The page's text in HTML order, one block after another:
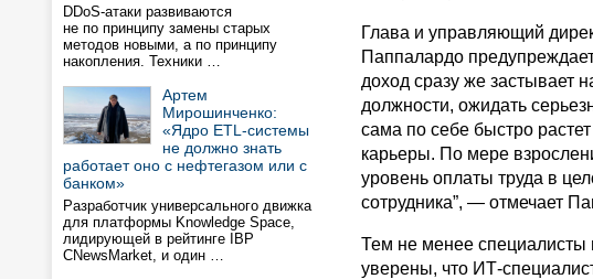
DDoS-атаки развиваются
не по принципу замены старых
методов новыми, а по принципу
накопления. Техники …
Артем
Мирошинченко:
«Ядро ETL-системы
не должно знать
работает оно с нефтегазом или с
банком»
Разработчик универсального движка
для платформы Knowledge Space,
лидирующей в рейтинге IBP
CNewsMarket, и один …
Глава и управляющий
Паппалардо
доход сразу же застывает
должности, ожидать
сама по себе быстро
карьеры. По мере
уровень оплаты труда в
сотрудника”, — отмечает
Тем не менее специалисты
уверены, что ИТ-